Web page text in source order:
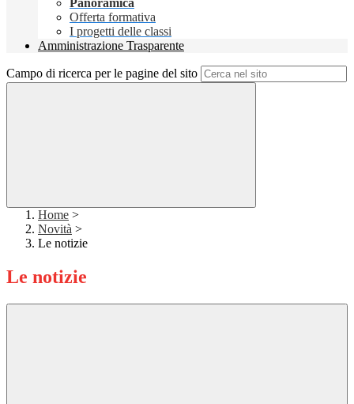
Panoramica
Offerta formativa
I progetti delle classi
Amministrazione Trasparente
Campo di ricerca per le pagine del sito
Home >
Novità >
Le notizie
Le notizie